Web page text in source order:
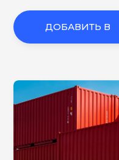
ДОБАВИТЬ В